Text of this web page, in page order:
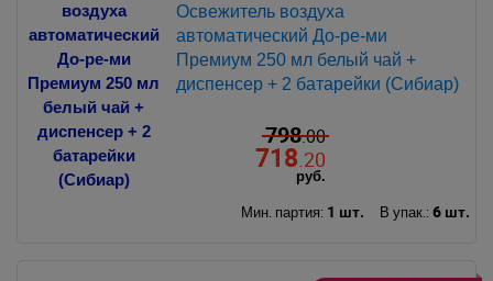
Освежитель воздуха
автоматический До-ре-ми
Премиум 250 мл белый чай +
диспенсер + 2 батарейки (Сибиар)
798.00
718 .20
руб.
Мин. партия: 1 шт. В упак.: 6 шт.